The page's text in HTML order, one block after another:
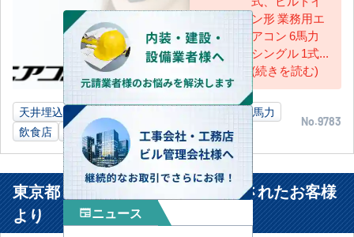
ン形 業務用エ
アコン 6馬力
シングル 1式...
(続きを読む)
天井埋込ダクト形 10馬力 ビルトイン形
6馬力
飲食店
長野県 業務用エアコン
No.9783
東京都 港区 ビル内共用部に設置されたお客様
より
newspaperニュース